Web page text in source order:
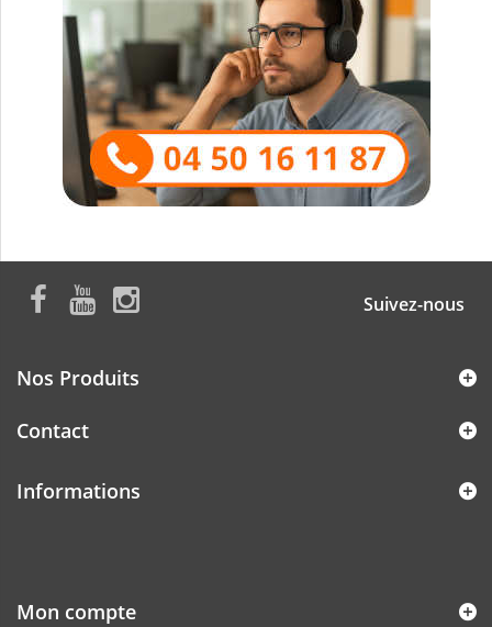
Suivez-nous
Nos Produits
Contact
Informations
Mon compte